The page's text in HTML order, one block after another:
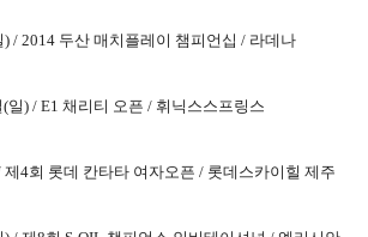
) / 2014 두산 매치플레이 챔피언십 / 라데나
(일) / E1 채리티 오픈 / 휘닉스스프링스
제4회 롯데 칸타타 여자오픈 / 롯데스카이힐 제주